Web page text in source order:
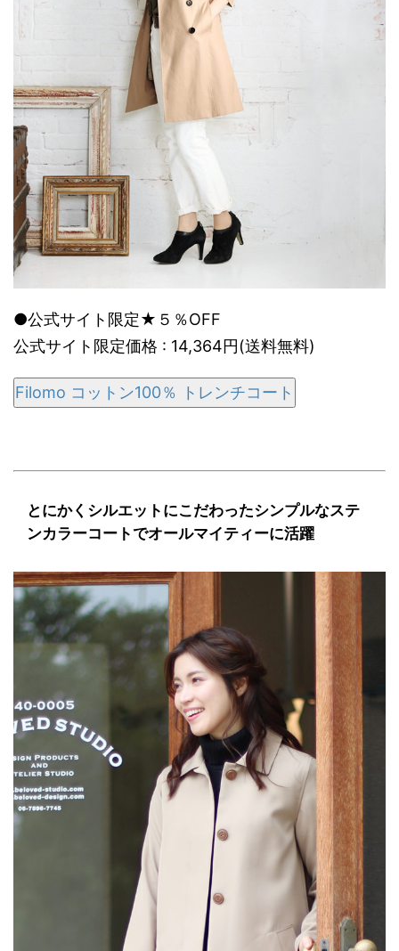
●公式サイト限定★５％OFF
公式サイト限定価格 : 14,364円(送料無料)
Filomo コットン100％ トレンチコート
とにかくシルエットにこだわったシンプルなステ
ンカラーコートでオールマイティーに活躍